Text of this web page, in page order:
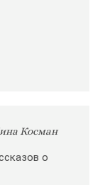
Косман
о